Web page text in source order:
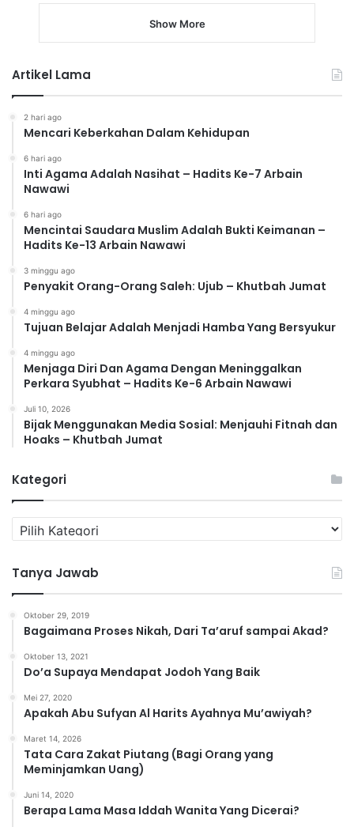
Show More
Artikel Lama
2 hari ago
Mencari Keberkahan Dalam Kehidupan
6 hari ago
Inti Agama Adalah Nasihat – Hadits Ke-7 Arbain
Nawawi
6 hari ago
Mencintai Saudara Muslim Adalah Bukti Keimanan –
Hadits Ke-13 Arbain Nawawi
3 minggu ago
Penyakit Orang-Orang Saleh: Ujub – Khutbah Jumat
4 minggu ago
Tujuan Belajar Adalah Menjadi Hamba Yang Bersyukur
4 minggu ago
Menjaga Diri Dan Agama Dengan Meninggalkan
Perkara Syubhat – Hadits Ke-6 Arbain Nawawi
Juli 10, 2026
Bijak Menggunakan Media Sosial: Menjauhi Fitnah dan
Hoaks – Khutbah Jumat
Kategori
a
e
g
Tanya Jawab
Oktober 29, 2019
Bagaimana Proses Nikah, Dari Ta’aruf sampai Akad?
Oktober 13, 2021
Do’a Supaya Mendapat Jodoh Yang Baik
Mei 27, 2020
Apakah Abu Sufyan Al Harits Ayahnya Mu’awiyah?
Maret 14, 2026
Tata Cara Zakat Piutang (Bagi Orang yang
Meminjamkan Uang)
Juni 14, 2020
Berapa Lama Masa Iddah Wanita Yang Dicerai?